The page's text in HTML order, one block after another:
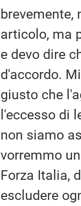
brevemente,
articolo, ma
e devo dire
d'accordo.
giusto che
l'eccesso di
non siamo
vorremmo
Forza Italia,
escludere